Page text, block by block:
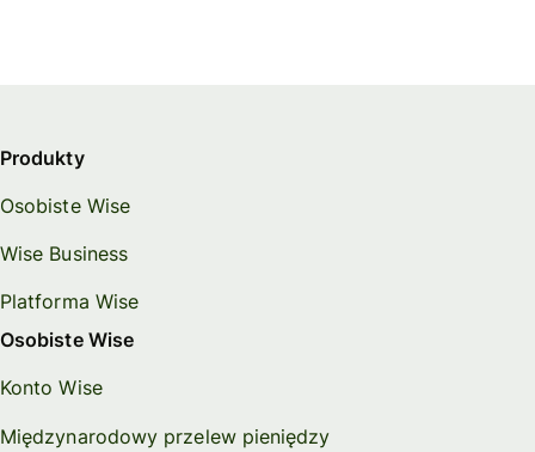
Produkty
Osobiste Wise
Wise Business
Platforma Wise
Osobiste Wise
Konto Wise
Międzynarodowy przelew pieniędzy